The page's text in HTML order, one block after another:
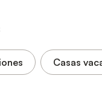
Casas